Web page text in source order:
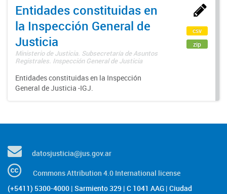
Entidades constituidas en
la Inspección General de
Justicia
Ministerio de Justicia. Subsecretaría de Asuntos
Registrales. Inspección General de Justicia
Entidades constituidas en la Inspección
General de Justicia -IGJ.
csv
zip
datosjusticia@jus.gov.ar
Commons Attribution 4.0 International license
(+5411) 5300-4000 | Sarmiento 329 | C 1041 AAG | Ciudad